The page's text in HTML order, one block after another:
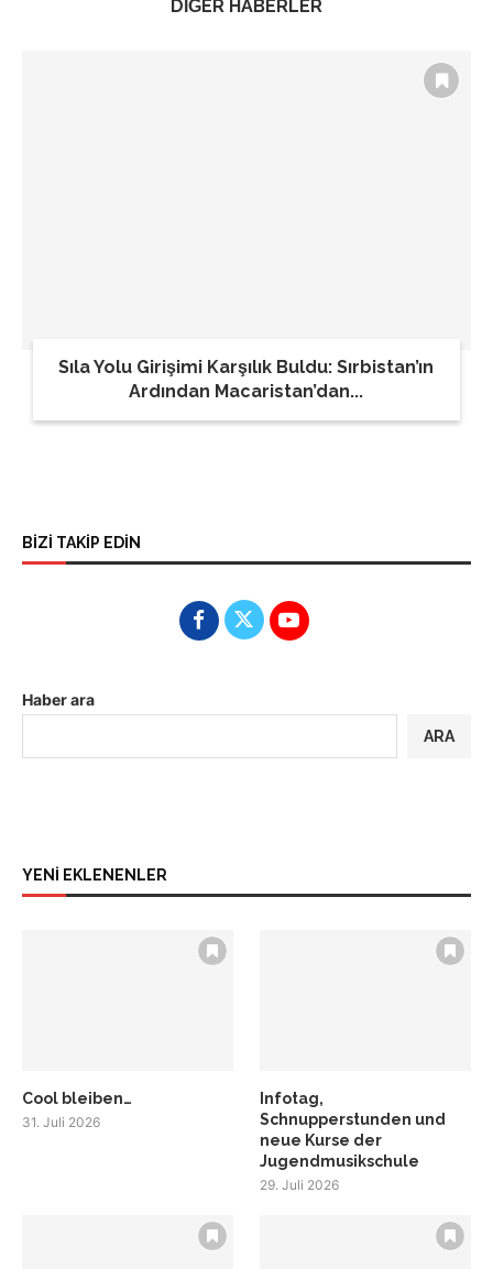
DİĞER HABERLER
Sıla Yolu Girişimi Karşılık Buldu: Sırbistan’ın
Ardından Macaristan’dan...
BİZİ TAKİP EDİN
Haber ara
ARA
YENİ EKLENENLER
Cool bleiben…
31. Juli 2026
Infotag,
Schnupperstunden und
neue Kurse der
Jugendmusikschule
29. Juli 2026